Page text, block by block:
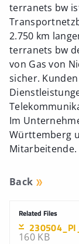
terranets bw
2.750 km
terranets bw
von Gas von
sicher.
Im
Württemberg
Mitarbeitende.
Back
Related Files
160 KB